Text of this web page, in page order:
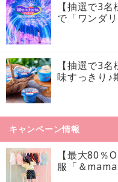
【抽選で3
で「ワンダ
【抽選で3
味すっきり♪
キャンペーン情報
【最大80％
服「＆